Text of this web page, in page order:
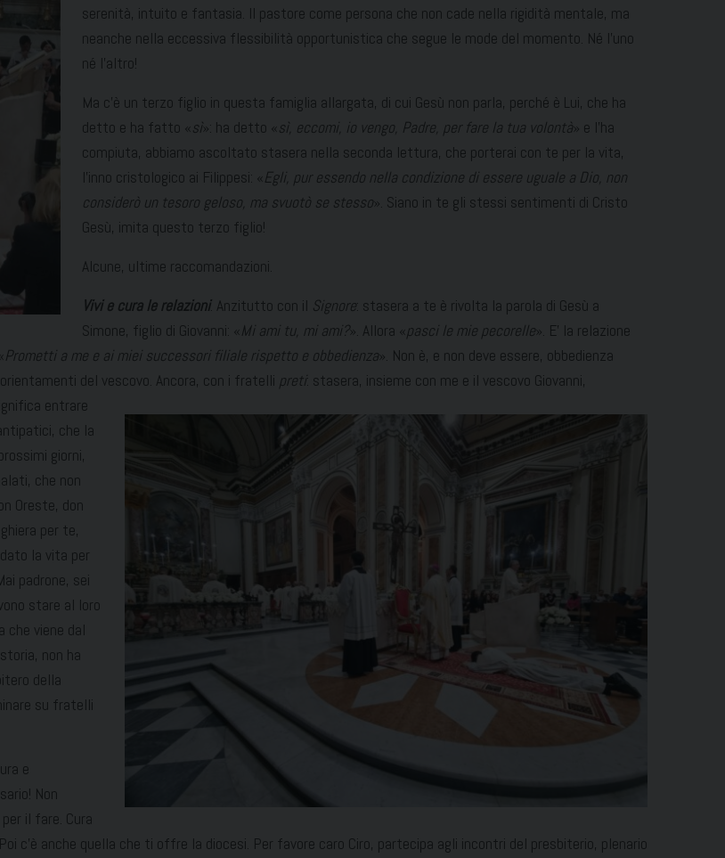
serenità, intuito e fantasia. Il pastore come persona che non cade nella rigidità mentale, ma
neanche nella eccessiva flessibilità opportunistica che segue le mode del momento. Né l’uno
né l’altro!
Ma c’è un terzo figlio in questa famiglia allargata, di cui Gesù non parla, perché è Lui, che ha
detto e ha fatto «
sì»: ha detto « sì, eccomi, io vengo, Padre, per fare la tua volontà» e l’ha
compiuta, abbiamo ascoltato stasera nella seconda lettura, che porterai con te per la vita,
l’inno cristologico ai Filippesi: « Egli, pur essendo nella condizione di essere uguale a Dio, non
considerò un tesoro geloso, ma svuotò se stesso». Siano in te gli stessi sentimenti di Cristo
Gesù, imita questo terzo figlio!
Alcune, ultime raccomandazioni.
Vivi e cura le relazioni. Anzitutto con il Signore: stasera a te è rivolta la parola di Gesù a
Simone, figlio di Giovanni: « Mi ami tu, mi ami?». Allora « pasci le mie pecorelle». E’ la relazione
Prometti a me e ai miei successori filiale rispetto e obbedienza». Non è, e non deve essere, obbedienza
del vescovo. Ancora, con i fratelli preti: stasera, insieme con me e il vescovo Giovanni,
entrare
che la
giorni,
che non
Oreste, don
per te,
la vita per
padrone, sei
stare al loro
che viene dal
non ha
della
su fratelli
e
Non
il fare. Cura
c’è anche quella che ti offre la diocesi. Per favore caro Ciro, partecipa agli incontri del presbiterio, plenario